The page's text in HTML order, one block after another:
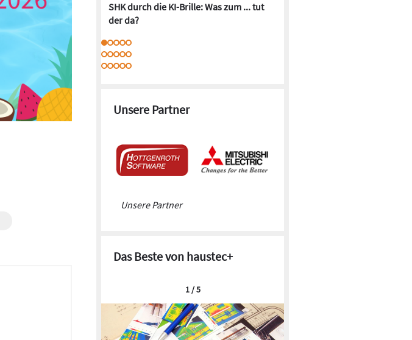
SHK durch die KI-Brille: Was zum ... tut
der da?
Unsere Partner
Unsere Partner
Das Beste von haustec+
1 / 5